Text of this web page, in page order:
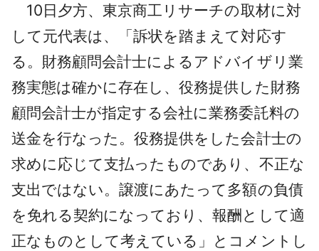
10日夕方、東京商工リサーチの取材に対
して元代表は、「訴状を踏まえて対応す
る。財務顧問会計士によるアドバイザリ業
務実態は確かに存在し、役務提供した財務
顧問会計士が指定する会社に業務委託料の
送金を行なった。役務提供をした会計士の
求めに応じて支払ったものであり、不正な
支出ではない。譲渡にあたって多額の負債
を免れる契約になっており、報酬として適
正なものとして考えている」とコメントし